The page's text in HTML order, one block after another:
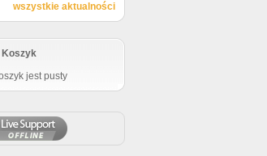
wszystkie aktualności
Koszyk
jest pusty
Do każdego konta hostingowego adres w domenie
bez limitu